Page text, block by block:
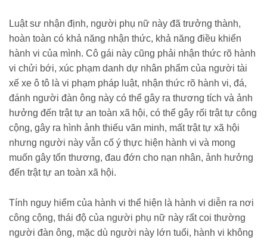
Luật sư nhận định, người phụ nữ này đã trưởng thành,
hoàn toàn có khả năng nhận thức, khả năng điều khiển
hành vi của mình. Cô gái này cũng phải nhận thức rõ hành
vi chửi bới, xúc phạm danh dự nhân phẩm của người tài
xế xe ô tô là vi phạm pháp luật, nhận thức rõ hành vi, đá,
đánh người đàn ông này có thể gây ra thương tích và ảnh
hưởng đến trật tự an toàn xã hội, có thể gây rối trật tự công
cộng, gây ra hình ảnh thiếu văn minh, mất trật tự xã hội
nhưng người này vẫn cố ý thực hiện hành vi và mong
muốn gây tổn thương, đau đớn cho nạn nhân, ảnh hưởng
đến trật tự an toàn xã hội.
Tính nguy hiểm của hành vi thể hiện là hành vi diễn ra nơi
công cộng, thái độ của người phụ nữ này rất coi thường
người đàn ông, mặc dù người này lớn tuổi, hành vi không